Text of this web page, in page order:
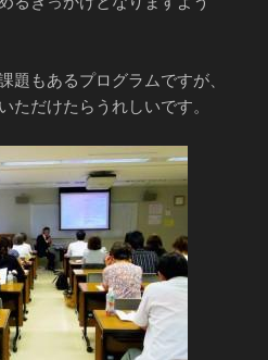
題もあるプログラムですが、
ただけたらうれしいです。